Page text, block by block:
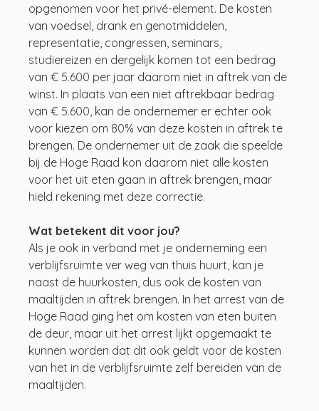
opgenomen voor het privé-element. De kosten
van voedsel, drank en genotmiddelen,
representatie, congressen, seminars,
studiereizen en dergelijk komen tot een bedrag
van € 5.600 per jaar daarom niet in aftrek van de
winst. In plaats van een niet aftrekbaar bedrag
van € 5.600, kan de ondernemer er echter ook
voor kiezen om 80% van deze kosten in aftrek te
brengen. De ondernemer uit de zaak die speelde
bij de Hoge Raad kon daarom niet alle kosten
voor het uit eten gaan in aftrek brengen, maar
hield rekening met deze correctie.
Wat betekent dit voor jou?
Als je ook in verband met je onderneming een
verblijfsruimte ver weg van thuis huurt, kan je
naast de huurkosten, dus ook de kosten van
maaltijden in aftrek brengen. In het arrest van de
Hoge Raad ging het om kosten van eten buiten
de deur, maar uit het arrest lijkt opgemaakt te
kunnen worden dat dit ook geldt voor de kosten
van het in de verblijfsruimte zelf bereiden van de
maaltijden.